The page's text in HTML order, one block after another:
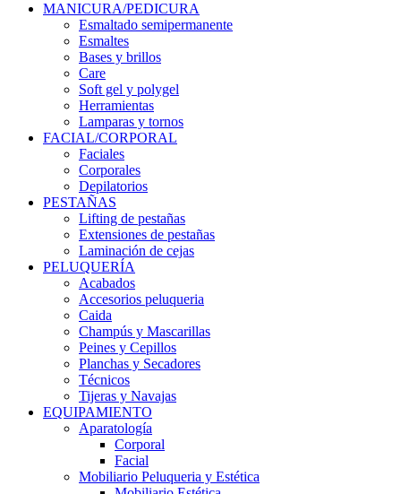
MANICURA/PEDICURA
Esmaltado semipermanente
Esmaltes
Bases y brillos
Care
Soft gel y polygel
Herramientas
Lamparas y tornos
FACIAL/CORPORAL
Faciales
Corporales
Depilatorios
PESTAÑAS
Lifting de pestañas
Extensiones de pestañas
Laminación de cejas
PELUQUERÍA
Acabados
Accesorios peluqueria
Caida
Champús y Mascarillas
Peines y Cepillos
Planchas y Secadores
Técnicos
Tijeras y Navajas
EQUIPAMIENTO
Aparatología
Corporal
Facial
Mobiliario Peluqueria y Estética